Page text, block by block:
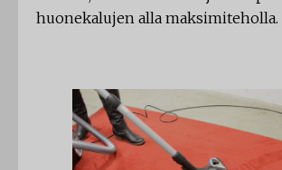
huonekalujen alla maksimiteholla.